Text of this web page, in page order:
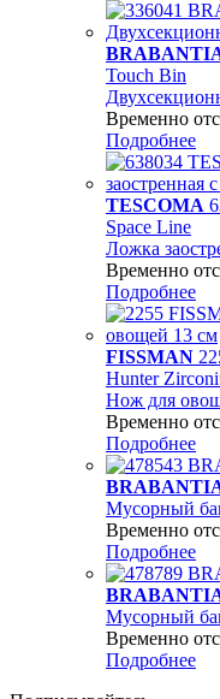
Touch Bin
Временно
Подробнее
TESCOMA
Space Line
Ложка
Временно
Подробнее
FISSMAN
Hunter
Нож для
Временно
Подробнее
Мусорный
Временно
Подробнее
Мусорный
Временно
Подробнее